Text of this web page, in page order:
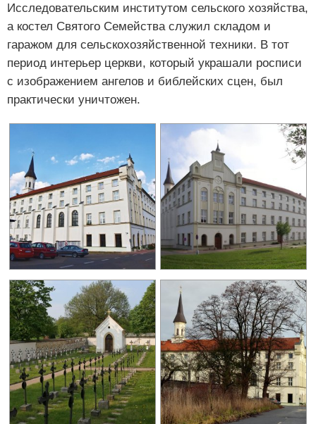
Исследовательским институтом сельского хозяйства,
а костел Святого Семейства служил складом и
гаражом для сельскохозяйственной техники. В тот
период интерьер церкви, который украшали росписи
с изображением ангелов и библейских сцен, был
практически уничтожен.